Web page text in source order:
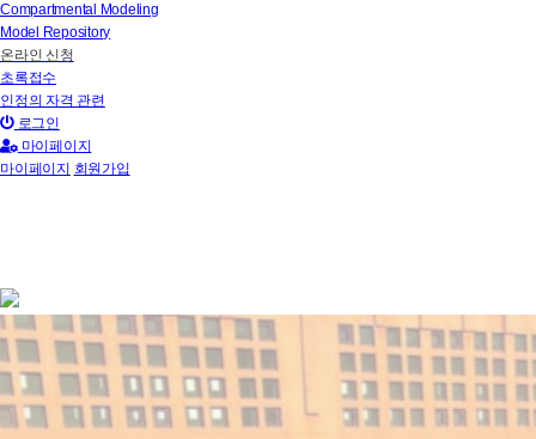
Compartmental Modeling
Model Repository
온라인 신청
초록접수
인정의 자격 관련
로그인
마이페이지
마이페이지 회원가입